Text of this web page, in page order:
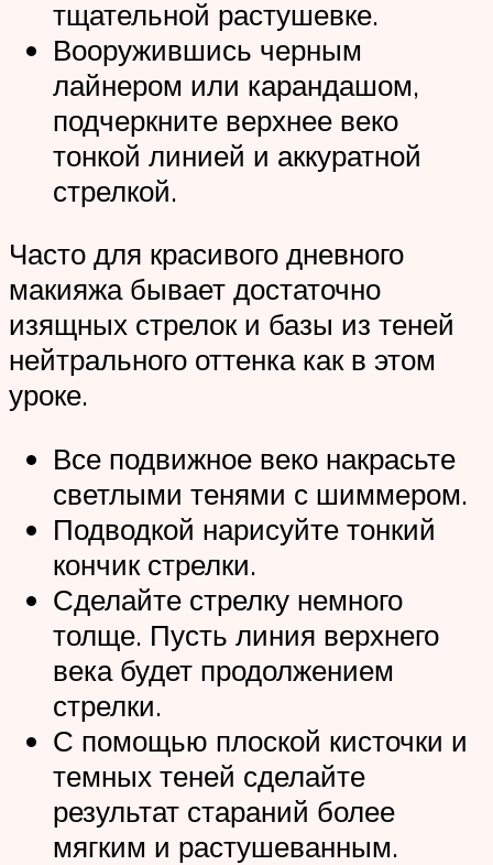
тщательной растушевке.
Вооружившись черным
лайнером или карандашом,
подчеркните верхнее веко
тонкой линией и аккуратной
стрелкой.
Часто для красивого дневного
макияжа бывает достаточно
изящных стрелок и базы из теней
нейтрального оттенка как в этом
уроке.
Все подвижное веко накрасьте
светлыми тенями с шиммером.
Подводкой нарисуйте тонкий
кончик стрелки.
Сделайте стрелку немного
толще. Пусть линия верхнего
века будет продолжением
стрелки.
С помощью плоской кисточки и
темных теней сделайте
результат стараний более
мягким и растушеванным.